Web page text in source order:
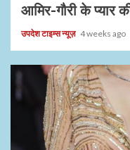
आमिर-गौरी के प्यार
उपदेश टाइम्स न्यूज़ 4 weeks ago